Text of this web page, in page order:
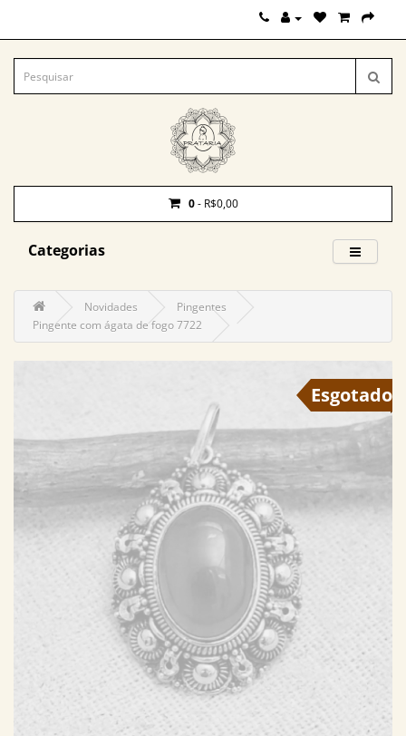
0- R$0,00
Categorias
Novidades
Pingentes
Pingente com ágata de fogo 7722